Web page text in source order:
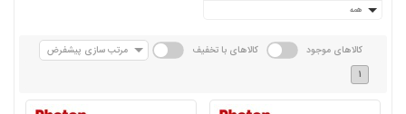
همه
کالاهای موجود کالاهای با تخفیف
مرتب سازی پیشفرض
1